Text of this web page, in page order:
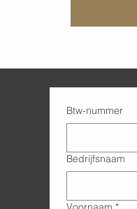
Btw-nummer
Bedrijfsnaam